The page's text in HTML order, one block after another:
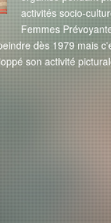
activités socio-
Femmes
dès 1979 mais
son activité